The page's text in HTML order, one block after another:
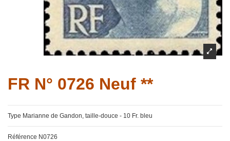
FR N° 0726 Neuf **
Type Marianne de Gandon, taille-douce - 10 Fr. bleu
Référence N0726